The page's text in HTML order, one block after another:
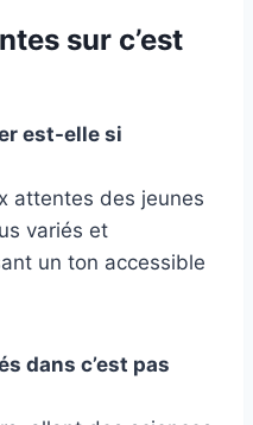
sur c’est
est-elle si
attentes des jeunes
variés et
un ton accessible
dans c’est pas